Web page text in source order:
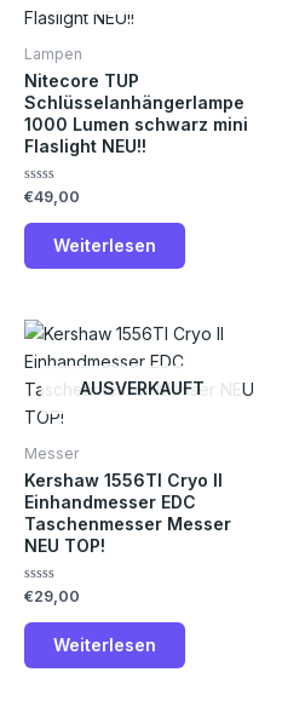
Lampen
Nitecore TUP
Schlüsselanhängerlampe
1000 Lumen schwarz mini
Flaslight NEU!!
Bewertet
0
€49,00
Weiterlesen
AUSVERKAUFT
Messer
Kershaw 1556TI Cryo II
Einhandmesser EDC
Taschenmesser Messer
NEU TOP!
Bewertet
0
€29,00
Weiterlesen